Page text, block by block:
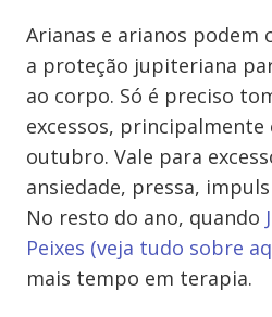
Arianas e arianos podem
a proteção jupiteriana
ao corpo. Só é preciso
excessos,
outubro. Vale para
ansiedade, pressa,
No resto do ano, quando
Peixes (veja tudo sobre
mais tempo em terapia.